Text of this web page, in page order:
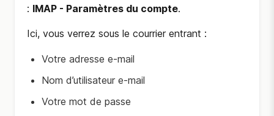
: IMAP - Paramètres du compte.
Ici, vous verrez sous le courrier entrant :
Votre adresse e-mail
Nom d’utilisateur e-mail
Votre mot de passe